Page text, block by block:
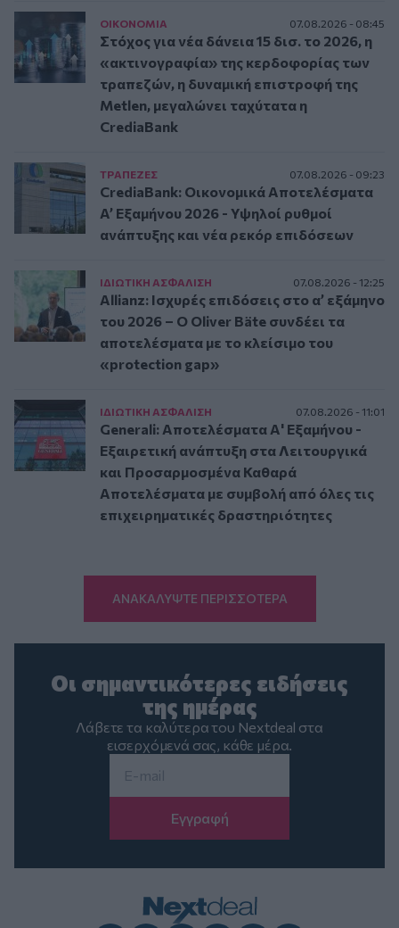
ΟΙΚΟΝΟΜΙΑ 07.08.2026 - 08:45
Στόχος για νέα δάνεια 15 δισ. το 2026, η
«ακτινογραφία» της κερδοφορίας των
τραπεζών, η δυναμική επιστροφή της
Metlen, μεγαλώνει ταχύτατα η
CrediaBank
ΤΡAΠΕΖΕΣ 07.08.2026 - 09:23
CrediaBank: Οικονομικά Αποτελέσματα
A’ Εξαμήνου 2026 - Υψηλοί ρυθμοί
ανάπτυξης και νέα ρεκόρ επιδόσεων
ΙΔΙΩΤΙΚΗ ΑΣΦAΛΙΣΗ 07.08.2026 - 12:25
Allianz: Ισχυρές επιδόσεις στο α’ εξάμηνο
του 2026 – Ο Oliver Bäte συνδέει τα
αποτελέσματα με το κλείσιμο του
«protection gap»
ΙΔΙΩΤΙΚΗ ΑΣΦAΛΙΣΗ 07.08.2026 - 11:01
Generali: Αποτελέσματα Α' Εξαμήνου -
Εξαιρετική ανάπτυξη στα Λειτουργικά
και Προσαρμοσμένα Καθαρά
Αποτελέσματα με συμβολή από όλες τις
επιχειρηματικές δραστηριότητες
ΑΝΑΚΑΛΥΨΤΕ ΠΕΡΙΣΣΟΤΕΡΑ
Οι σημαντικότερες ειδήσεις
της ημέρας
Λάβετε τα καλύτερα του Nextdeal στα
εισερχόμενά σας, κάθε μέρα.